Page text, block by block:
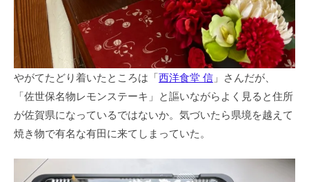
やがてたどり着いたところは「西洋食堂 信 」さんだが、
「佐世保名物レモンステーキ」と謳いながらよく見ると住所
が佐賀県になっているではないか。気づいたら県境を越えて
焼き物で有名な有田に来てしまっていた。